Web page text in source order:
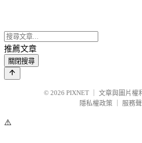
推薦文章
關閉搜尋
© 2026 PIXNET
文章與圖片權
隱私權政策
服務
⚠️